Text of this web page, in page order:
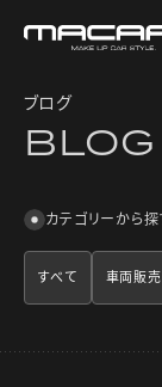
ブログ
BLOG
カテゴリーから探
すべて 車両販売